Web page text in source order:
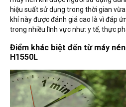
hiệu suất sử dụng trong thời gian
khí này được đánh giá cao là vì đáp
trong nhiều lĩnh vực như: y tế, thực
Điểm khác biệt đến từ máy
H1550L